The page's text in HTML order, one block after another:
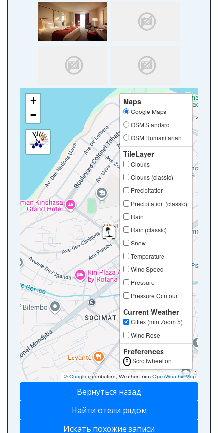
+
−
Maps
Google Maps
OSM Standard
OSM Humanitarian
TileLayer
Clouds
Clouds (classic)
Precipitation
Precipitation (classic)
Rain
Rain (classic)
Snow
Temperature
Wind Speed
Pressure
Pressure Contour
Current Weather
Cities (min Zoom 5)
Wind Rose
Preferences
Scrollwheel on
©Googlecontributors, Weather fromOpenWeatherMap
Вернуться назад
Найти отели рядом
Искать похожие записи